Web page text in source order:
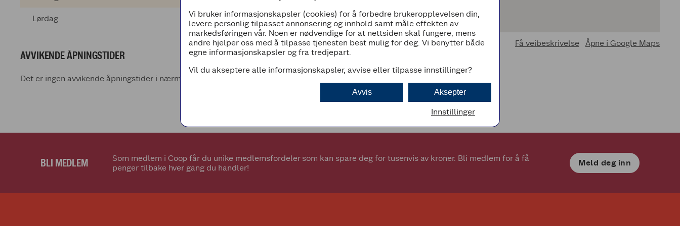
Lørdag 07:00 - 23:00
AVVIKENDE ÅPNINGSTIDER
Det er ingen avvikende åpningstider i nærmeste fremtid
Få veibeskrivelse Åpne i Google Maps
BLI MEDLEM
Som medlem i Coop får du unike medlemsfordeler som kan spare deg for tusenvis av kroner. Bli medlem for å få
penger tilbake hver gang du handler!
Meld deg inn
Vi bruker informasjonskapsler (cookies) for å forbedre brukeropplevelsen din,
levere personlig tilpasset annonsering og innhold samt måle effekten av
markedsføringen vår. Noen er nødvendige for at nettsiden skal fungere, mens
andre hjelper oss med å tilpasse tjenesten best mulig for deg. Vi benytter både
egne informasjonskapsler og fra tredjepart.
Vil du akseptere alle informasjonskapsler, avvise eller tilpasse innstillinger?
Aksepter
Avvis
Innstillinger